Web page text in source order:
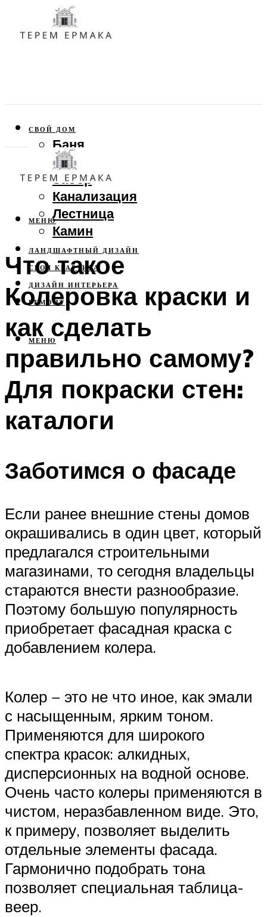
СВОЙ ДОМ
Баня
Веранда
Забор
Канализация
Лестница
Камин
ЛАНДШАФТНЫЙ ДИЗАЙН
СВОЯ КВАРТИРА
ДИЗАЙН ИНТЕРЬЕРА
РЕМОНТ
МЕНЮ
МЕНЮ
Что такое
Колеровка краски и
как сделать
правильно самому?
Для покраски стен:
каталоги
Заботимся о фасаде
Если ранее внешние стены домов
окрашивались в один цвет, который
предлагался строительными
магазинами, то сегодня владельцы
стараются внести разнообразие.
Поэтому большую популярность
приобретает фасадная краска с
добавлением колера.
Колер − это не что иное, как эмали
с насыщенным, ярким тоном.
Применяются для широкого
спектра красок: алкидных,
дисперсионных на водной основе.
Очень часто колеры применяются в
чистом, неразбавленном виде. Это,
к примеру, позволяет выделить
отдельные элементы фасада.
Гармонично подобрать тона
позволяет специальная таблица-
веер.